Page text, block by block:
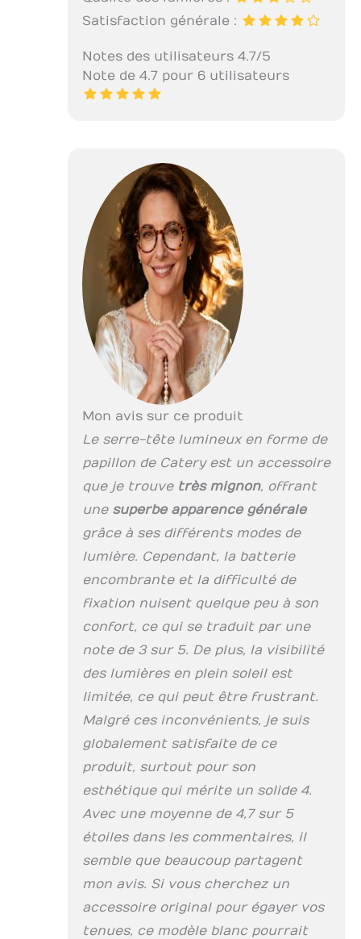
Satisfaction générale :
Notes des utilisateurs 4.7/5
Note de 4.7 pour 6 utilisateurs
Mon avis sur ce produit
Le serre-tête lumineux en forme de
papillon de Catery est un accessoire
que je trouve très mignon, offrant
une superbe apparence générale
grâce à ses différents modes de
lumière. Cependant, la batterie
encombrante et la difficulté de
fixation nuisent quelque peu à son
confort, ce qui se traduit par une
note de 3 sur 5. De plus, la visibilité
des lumières en plein soleil est
limitée, ce qui peut être frustrant.
Malgré ces inconvénients, je suis
globalement satisfaite de ce
produit, surtout pour son
esthétique qui mérite un solide 4.
Avec une moyenne de 4,7 sur 5
étoiles dans les commentaires, il
semble que beaucoup partagent
mon avis. Si vous cherchez un
accessoire original pour égayer vos
tenues, ce modèle blanc pourrait